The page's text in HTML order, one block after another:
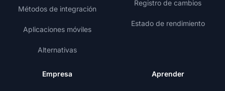
Métodos de integración
Aplicaciones móviles
Alternativas
Registro de cambios
Estado de rendimiento
Empresa Aprender